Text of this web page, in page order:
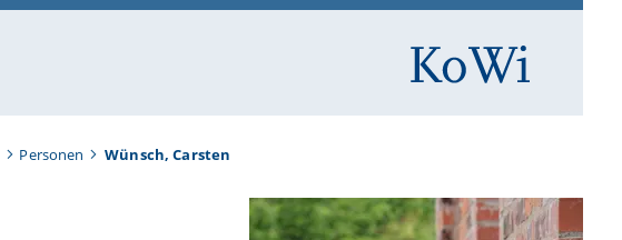
Personen Wünsch, Carsten